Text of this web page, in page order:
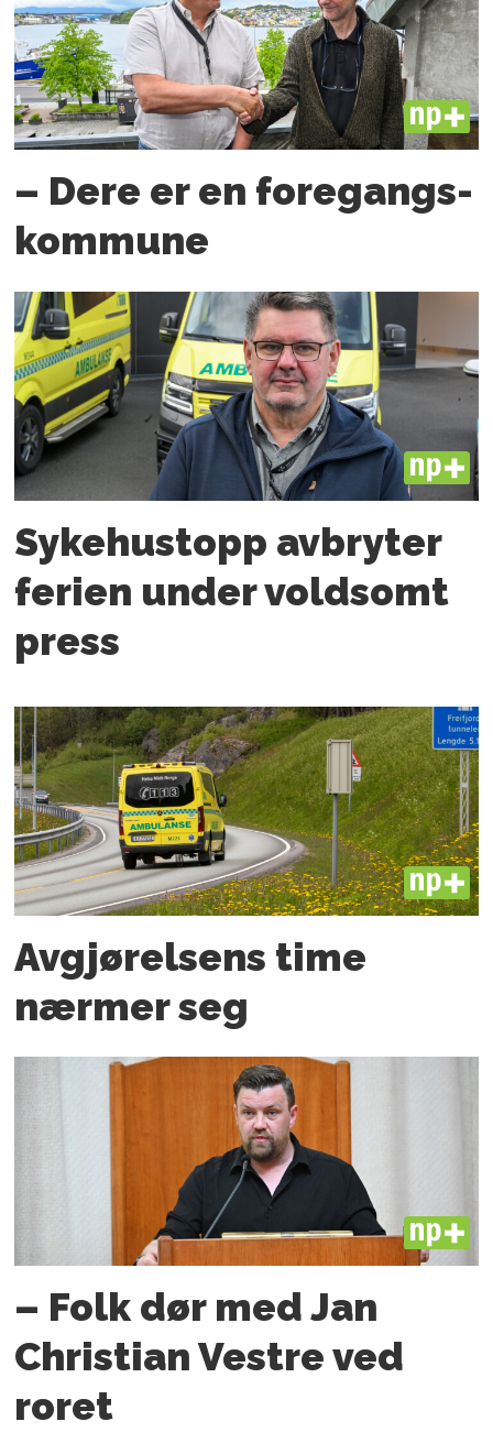
PLUS
– Dere er en foregangs­
kommune
PLUS
Sykehustopp avbryter
ferien under voldsomt
press
PLUS
Avgjørelsens time
nærmer seg
PLUS
– Folk dør med Jan
Christian Vestre ved
roret